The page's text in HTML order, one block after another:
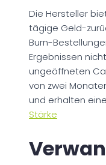
Die Hersteller
tägige Geld-
Burn-
Ergebnissen
ungeöffneten
von zwei
und erhalten
Stärke